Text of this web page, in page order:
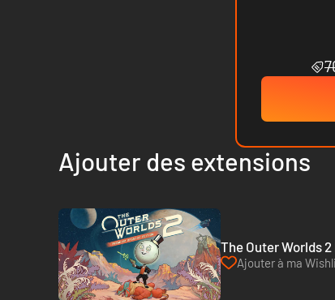
Ajouter des extensions
The Outer Worlds
Ajouter à ma